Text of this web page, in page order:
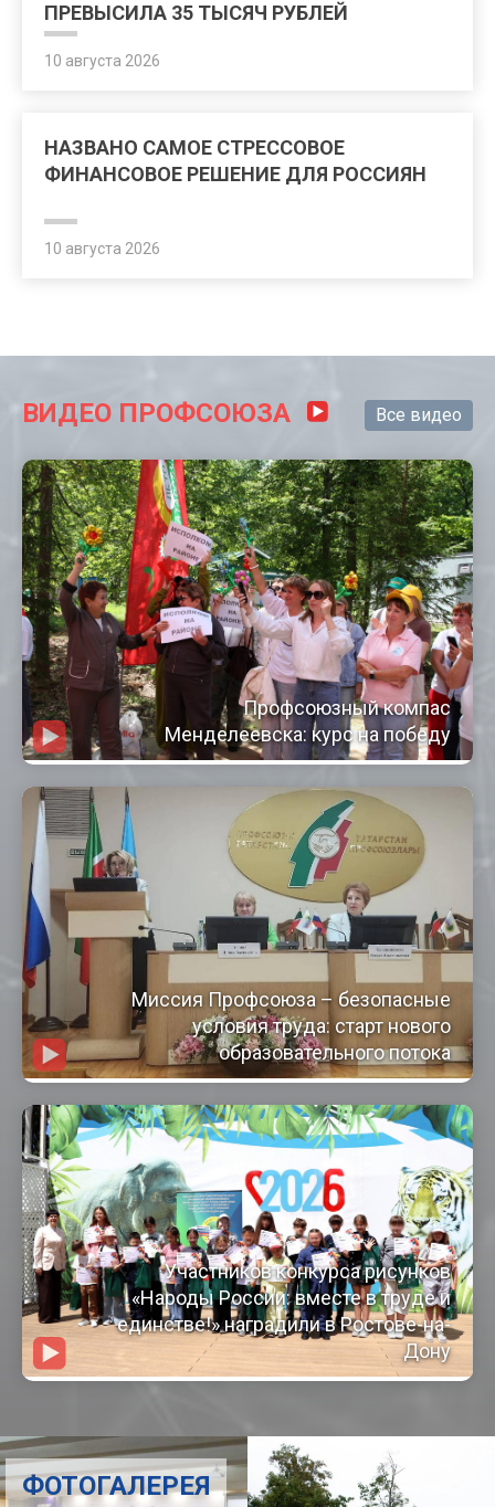
ПРЕВЫСИЛА 35 ТЫСЯЧ РУБЛЕЙ
10 августа 2026
НАЗВАНО САМОЕ СТРЕССОВОЕ
ФИНАНСОВОЕ РЕШЕНИЕ ДЛЯ РОССИЯН
10 августа 2026
ВИДЕО ПРОФСОЮЗА Все видео
Профсоюзный компас
Менделеевска: курс на победу
Миссия Профсоюза – безопасные
условия труда: старт нового
образовательного потока
Участников конкурса рисунков
«Народы России: вместе в труде и
единстве!» наградили в Ростове-на-
Дону
ФОТОГАЛЕРЕЯ